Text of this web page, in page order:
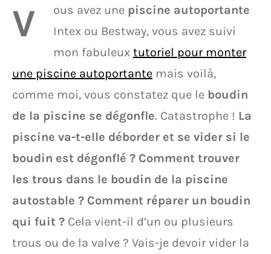
V ous avez une piscine autoportante
Intex ou Bestway, vous avez suivi
mon fabuleux tutoriel pour monter
une piscine autoportante mais voilà,
comme moi, vous constatez que le boudin
de la piscine se dégonfle. Catastrophe ! La
piscine va-t-elle déborder et se vider si le
boudin est dégonflé ? Comment trouver
les trous dans le boudin de la piscine
autostable ? Comment réparer un boudin
qui fuit ? Cela vient-il d’un ou plusieurs
trous ou de la valve ? Vais-je devoir vider la